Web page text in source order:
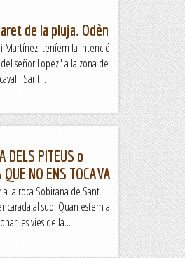
de la pluja. Odèn
Martínez, teníem la intenció
señor Lopez" a la zona de
Sant...
DELS PITEUS o
NO ENS TOCAVA
la roca Sobirana de Sant
al sud. Quan estem a
les vies de la...